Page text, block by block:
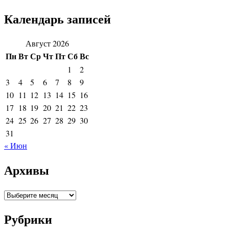
Календарь записей
Август 2026
ПнВтСрЧтПтСбВс
1
2
3
4 5 6 7 8
9
10 11 12 13 14 15 16
17 18 19 20 21 22 23
24 25 26 27 28 29 30
31
« Июн
Архивы
Архивы
Рубрики